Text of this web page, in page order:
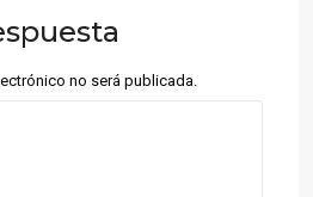
no será publicada.